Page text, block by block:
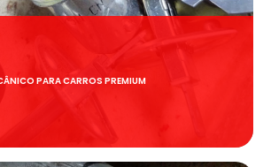
PARA CARROS PREMIUM